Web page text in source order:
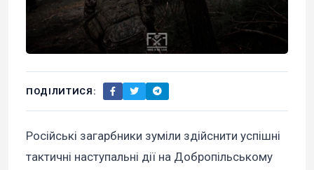
ПОДІЛИТИСЯ:
Російські загарбники зуміли здійснити успішні
тактичні наступальні дії на Добропільському